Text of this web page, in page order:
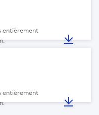
entièrement
entièrement